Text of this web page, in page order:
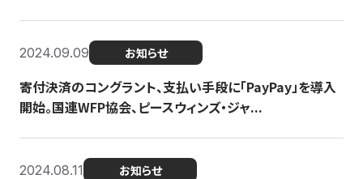
2024.09.09 お知らせ
寄付決済のコングラント、支払い手段に「PayPay」を導入
開始。国連WFP協会、ピースウィンズ・ジャ...
2024.08.11 お知らせ